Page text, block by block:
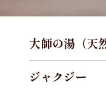
【定休日】 年
【駐車場】
【朝風呂】
朝風呂最終チ
大師の湯（天
ジャクジー